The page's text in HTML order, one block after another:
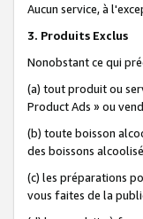
Aucun service, à
3. Produits Exclus
Nonobstant ce qui
(a) tout produit ou
Product Ads » ou
(b) toute boisson
des boissons
(c) les préparations
vous faites de la